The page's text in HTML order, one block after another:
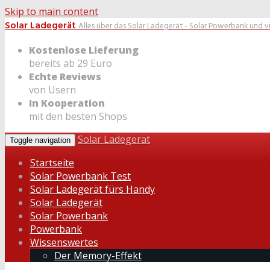
Skip to main content
Solar LadegerätAlles über das Solar Ladegerät - Solar Powerbank und
Kostenlose Lieferung
bereits ab 29 Euro
Echte Reviews
von Usern
In Kooperation
mit den besten Shops
Toggle navigation
Solar Ladegerät
Startseite
Solar Powerbank Test
Solar Ladegerät fürs Handy
Solar Ladegerät
Solar Powerbank
Powerbank
Wissenswertes
Der Memory-Effekt